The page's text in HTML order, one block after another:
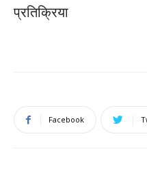
प्रतिक्रिया
Facebook